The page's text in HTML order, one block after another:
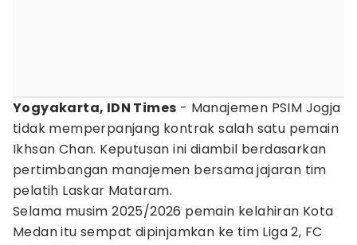
Yogyakarta, IDN Times - Manajemen PSIM Jogja
tidak memperpanjang kontrak salah satu pemain
Ikhsan Chan. Keputusan ini diambil berdasarkan
pertimbangan manajemen bersama jajaran tim
pelatih Laskar Mataram.
Selama musim 2025/2026 pemain kelahiran Kota
Medan itu sempat dipinjamkan ke tim Liga 2, FC